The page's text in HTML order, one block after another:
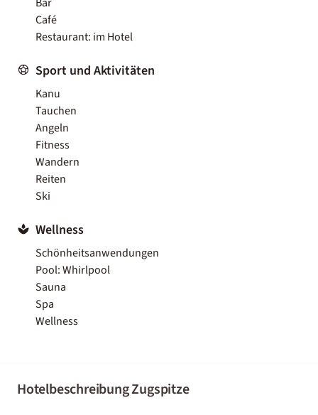
Café
Restaurant: im Hotel
Sport und Aktivitäten
Kanu
Tauchen
Angeln
Fitness
Wandern
Reiten
Ski
Wellness
Schönheitsanwendungen
Pool: Whirlpool
Sauna
Spa
Wellness
Hotelbeschreibung Zugspitze